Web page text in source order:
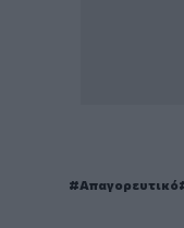
Απαγορευτικό